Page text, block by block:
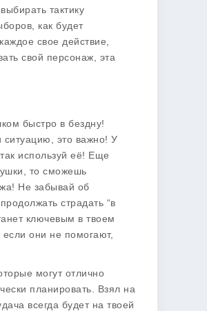
тактику
как будет
свое действие,
свой персонаж, эта
быстро в бездну!
это важно! У
используй её! Еще
то сможешь
Не забывай об
страдать “в
ключевым в твоем
они не помогают,
могут отлично
планировать. Взял на
всегда будет на твоей